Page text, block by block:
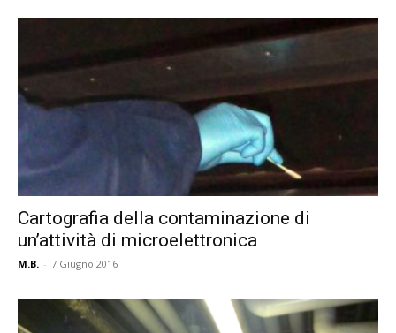
Cartografia della contaminazione di
un’attività di microelettronica
M.B. - 7 Giugno 2016